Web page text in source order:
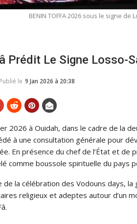
BENIN TOFFA 2026 sous le signe de
Prédit Le Signe Losso-
Publié le 9 Jan 2026 à 20:38
2026 à Ouidah, dans le cadre de la
à une consultation générale pour
En présence du chef de l’État et
comme boussole spirituelle du pays
de la célébration des Vodouns days,
religieux et adeptes autour d’un